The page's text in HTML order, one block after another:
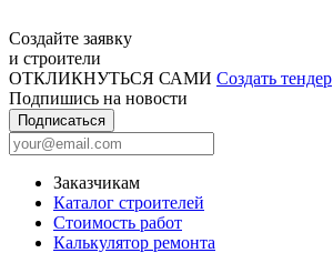
Создайте заявку
и строители
ОТКЛИКНУТЬСЯ САМИ Создать тендер
Подпишись на новости
Подписаться
Заказчикам
Каталог строителей
Стоимость работ
Калькулятор ремонта